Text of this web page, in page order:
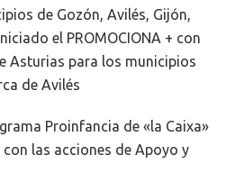
de Gozón, Avilés, Gijón,
el PROMOCIONA + con
Asturias para los municipios
de Avilés
Proinfancia de «la Caixa»
las acciones de Apoyo y